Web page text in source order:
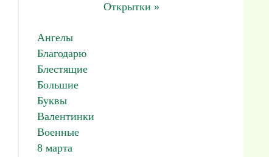
Открытки »
Ангелы
Благодарю
Блестящие
Большие
Буквы
Валентинки
Военные
8 марта